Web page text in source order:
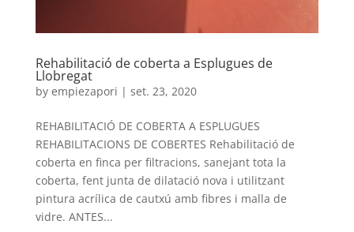
Rehabilitació de coberta a Esplugues de
Llobregat
by empiezapori | set. 23, 2020
REHABILITACIÓ DE COBERTA A ESPLUGUES
REHABILITACIONS DE COBERTES Rehabilitació de
coberta en finca per filtracions, sanejant tota la
coberta, fent junta de dilatació nova i utilitzant
pintura acrílica de cautxú amb fibres i malla de
vidre. ANTES...